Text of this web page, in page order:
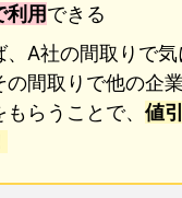
利用できる
、A社の間取りで気
の間取りで他の企
もらうことで、 値